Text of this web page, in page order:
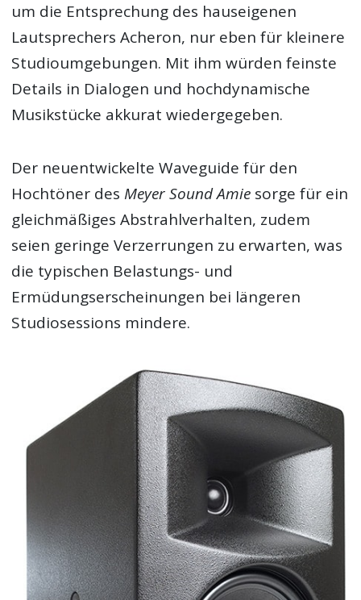
um die Entsprechung des hauseigenen
Lautsprechers Acheron, nur eben für kleinere
Studioumgebungen. Mit ihm würden feinste
Details in Dialogen und hochdynamische
Musikstücke akkurat wiedergegeben.
Der neuentwickelte Waveguide für den
Hochtöner desMeyer Sound Amie sorge für ein
gleichmäßiges Abstrahlverhalten, zudem
seien geringe Verzerrungen zu erwarten, was
die typischen Belastungs- und
Ermüdungserscheinungen bei längeren
Studiosessions mindere.